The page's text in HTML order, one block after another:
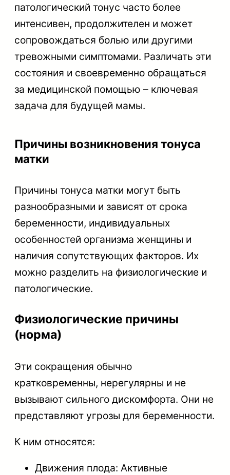
патологический тонус часто более
интенсивен, продолжителен и может
сопровождаться болью или другими
тревожными симптомами. Различать эти
состояния и своевременно обращаться
за медицинской помощью – ключевая
задача для будущей мамы.
Причины возникновения тонуса
матки
Причины тонуса матки могут быть
разнообразными и зависят от срока
беременности, индивидуальных
особенностей организма женщины и
наличия сопутствующих факторов. Их
можно разделить на физиологические и
патологические.
Физиологические причины
(норма)
Эти сокращения обычно
кратковременны, нерегулярны и не
вызывают сильного дискомфорта. Они не
представляют угрозы для беременности.
К ним относятся:
Движения плода: Активные